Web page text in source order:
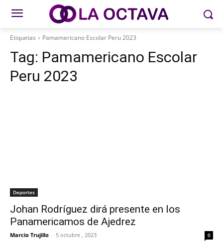
Etiquetas Pamamericano Escolar Peru 2023
Tag: Pamamericano Escolar
Peru 2023
Deportes
Johan Rodríguez dirá presente en los
Panamericamos de Ajedrez
Marcio Trujillo - 5 octubre , 2023 0